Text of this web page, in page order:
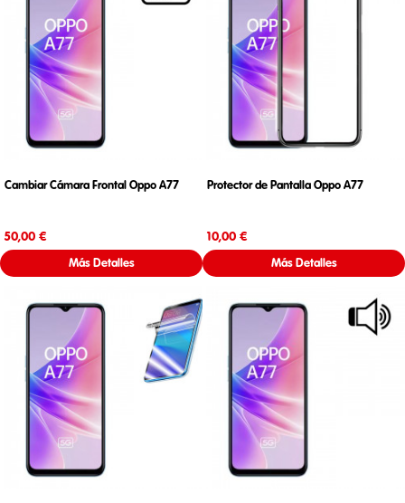
Cambiar Cámara Frontal Oppo A77
50,00 €
Más Detalles
Protector de Pantalla Oppo A77
10,00 €
Más Detalles